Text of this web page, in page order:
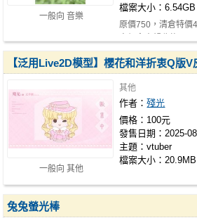
一般向 音樂
檔案大小：6.54GB
原價750，清倉特價
一般向 其他
【泛用Live2D模型】櫻花和洋折衷Q版V
其他
作者：殘光
價格：100元
發售日期：2025-
主題：vtuber
檔案大小：20.9MB
兔兔螢光棒